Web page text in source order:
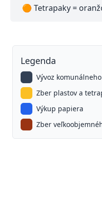
🟠 Tetrapaky =
Legenda
Vývoz
Zber plastov a
Výkup papiera
Zber